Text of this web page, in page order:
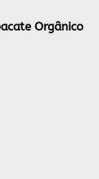
Orgânico